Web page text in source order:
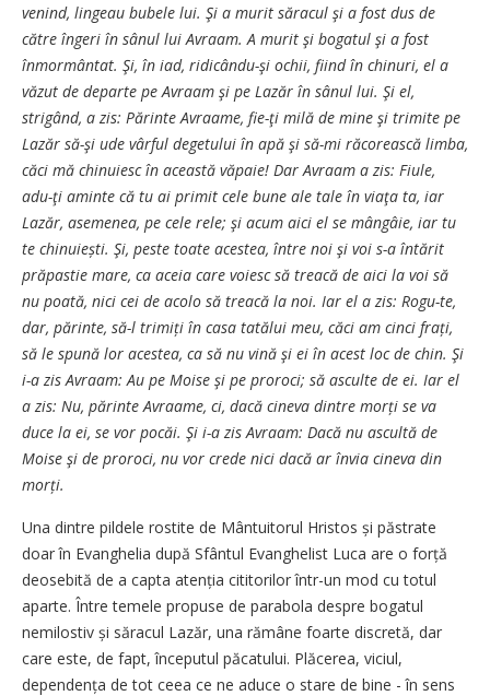
venind, lingeau bubele lui. Şi a murit săracul şi a fost dus de
către îngeri în sânul lui Avraam. A murit şi bogatul şi a fost
înmormântat. Şi, în iad, ridicându-şi ochii, fiind în chinuri, el a
văzut de departe pe Avraam şi pe Lazăr în sânul lui. Şi el,
strigând, a zis: Părinte Avraame, fie-ţi milă de mine şi trimite pe
Lazăr să-şi ude vârful degetului în apă şi să-mi răcorească limba,
căci mă chinuiesc în această văpaie! Dar Avraam a zis: Fiule,
adu-ţi aminte că tu ai primit cele bune ale tale în viaţa ta, iar
Lazăr, asemenea, pe cele rele; şi acum aici el se mângâie, iar tu
te chinuiești. Şi, peste toate acestea, între noi şi voi s-a întărit
prăpastie mare, ca aceia care voiesc să treacă de aici la voi să
nu poată, nici cei de acolo să treacă la noi. Iar el a zis: Rogu-te,
dar, părinte, să-l trimiți în casa tatălui meu, căci am cinci frați,
să le spună lor acestea, ca să nu vină şi ei în acest loc de chin. Şi
i-a zis Avraam: Au pe Moise şi pe proroci; să asculte de ei. Iar el
a zis: Nu, părinte Avraame, ci, dacă cineva dintre morți se va
duce la ei, se vor pocăi. Şi i-a zis Avraam: Dacă nu ascultă de
Moise şi de proroci, nu vor crede nici dacă ar învia cineva din
morți.
Una dintre pildele rostite de Mântuitorul Hristos și păstrate
doar în Evanghelia după Sfântul Evanghelist Luca are o forță
deosebită de a capta atenția cititorilor într-un mod cu totul
aparte. Între temele propuse de parabola despre bogatul
nemilostiv și săracul Lazăr, una rămâne foarte discretă, dar
care este, de fapt, începutul păcatului. Plăcerea, viciul,
dependența de tot ceea ce ne aduce o stare de bine - în sens